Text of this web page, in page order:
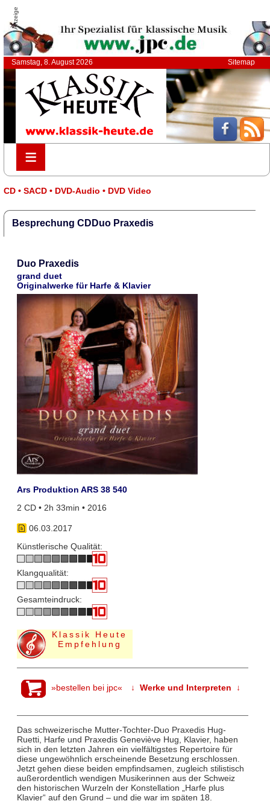
Anzeige
Samstag, 8. August 2026 Sitemap
≡
≡
CD • SACD • DVD-Audio • DVD Video
Besprechung CDDuo Praxedis
Duo Praxedis
grand duet
Originalwerke für Harfe & Klavier
Ars Produktion ARS 38 540
2 CD • 2h 33min • 2016
06.03.2017
Künstlerische Qualität:
Klangqualität:
Gesamteindruck:
Klassik Heute
Empfehlung
»bestellen bei jpc« ↓ Werke und Interpreten ↓
Das schweizerische Mutter-Tochter-Duo Praxedis Hug-
Ruetti, Harfe und Praxedis Geneviève Hug, Klavier, haben
sich in den letzten Jahren ein vielfältigstes Repertoire für
diese ungewöhnlich erscheinende Besetzung erschlossen.
Jetzt gehen diese beiden empfindsamen, zugleich stilistisch
außerordentlich wendigen Musikerinnen aus der Schweiz
den historischen Wurzeln der Konstellation „Harfe plus
Klavier“ auf den Grund – und die war im späten 18.